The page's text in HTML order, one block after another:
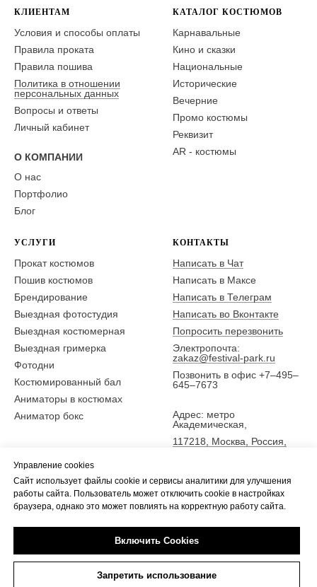
КЛИЕНТАМ
Условия и способы оплаты
Правила проката
Правила пошива
Политика в отношении
персональных данных
Вопросы и ответы
Личный кабинет
О КОМПАНИИ
О нас
Портфолио
Блог
КАТАЛОГ КОСТЮМОВ
Карнавальные
Кино и сказки
Национальные
Исторические
Вечерние
Промо костюмы
Реквизит
AR - костюмы
УСЛУГИ
Прокат костюмов
Пошив костюмов
Брендирование
Выездная фотостудия
Выездная костюмерная
Выездная гримерка
Фотодни
Костюмированный бал
Аниматоры в костюмах
Аниматор бокс
КОНТАКТЫ
Написать в Чат
Написать в Максе
Написать в Телеграм
Написать во Вконтакте
Попросить перезвонить
Электропочта:
zakaz@festival-park.ru
Позвонить в офис +7–495–
645–7673
Адрес: метро
Академическая,
117218, Москва, Россия,
5 эт., офис Фестиваль-парк
Управление cookies
Сайт использует файлы cookie и сервисы аналитики для улучшения
работы сайта. Пользователь может отключить cookie в настройках
браузера, однако это может повлиять на корректную работу сайта.
Включить Cookies
Запретить использование